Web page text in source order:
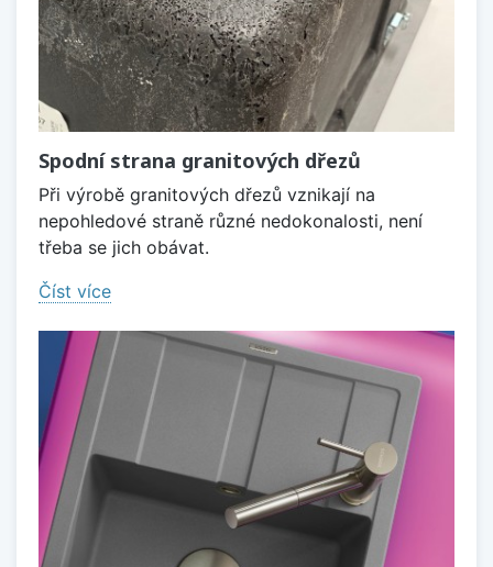
Spodní strana granitových dřezů
Při výrobě granitových dřezů vznikají na
nepohledové straně různé nedokonalosti, není
třeba se jich obávat.
Číst více